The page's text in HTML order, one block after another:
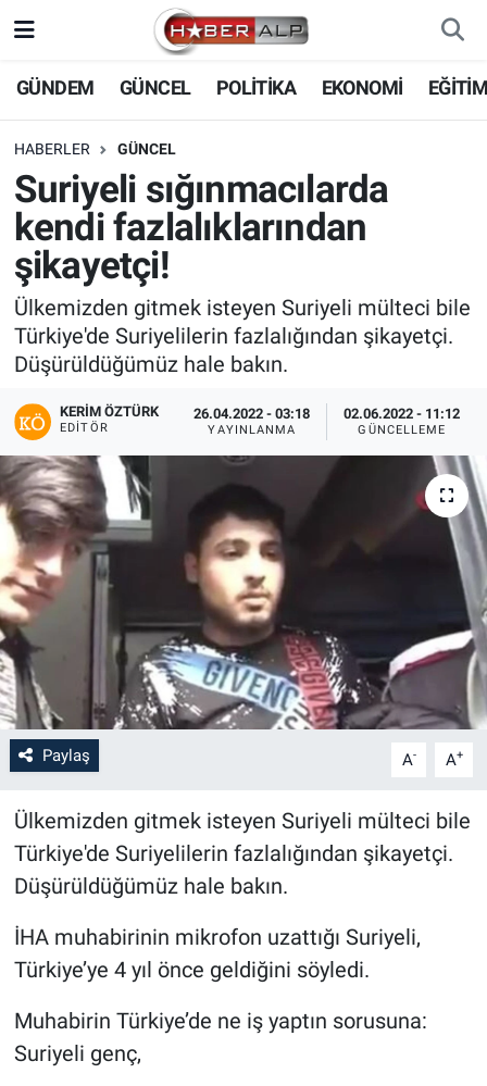
GÜNDEM GÜNCEL POLİTİKA EKONOMİ
HABERLER GÜNCEL
Suriyeli sığınmacılarda
kendi fazlalıklarından
şikayetçi!
Ülkemizden gitmek isteyen Suriyeli mülteci bile
Türkiye'de Suriyelilerin fazlalığından şikayetçi.
Düşürüldüğümüz hale bakın.
KERIM ÖZTÜRK
EDITÖR
26.04.2022 - 03:18
YAYINLANMA
02.06.2022 - 11:12
GÜNCELLEME
Paylaş A- A+
Ülkemizden gitmek isteyen Suriyeli mülteci bile
Türkiye'de Suriyelilerin fazlalığından şikayetçi.
Düşürüldüğümüz hale bakın.
İHA muhabirinin mikrofon uzattığı Suriyeli,
Türkiye’ye 4 yıl önce geldiğini söyledi.
Muhabirin Türkiye’de ne iş yaptın sorusuna:
Suriyeli genç,
Nöbetçi Eczaneler
Hava Durumu
Trafik Durumu
Süper Lig Puan Durumu ve Fikstür
Tüm Manşetler
Son Dakika Haberleri
Haber Arşivi